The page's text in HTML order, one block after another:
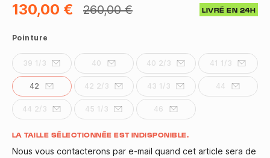
130,00 € 260,00 € LIVRÉ EN 24H
Pointure
39 1/3 40 40 2/3 41 1/3
42 42 2/3 43 1/3 44
44 2/3 45 1/3 46
Quantité
LA TAILLE SÉLECTIONNÉE EST INDISPONIBLE.
Nous vous contacterons par e-mail quand cet article sera de